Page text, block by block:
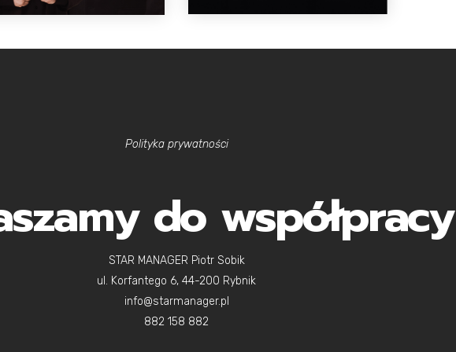
Polityka prywatności
do współpracy
STAR MANAGER Piotr Sobik
ul. Korfantego 6, 44-200 Rybnik
info@starmanager.pl
882 158 882